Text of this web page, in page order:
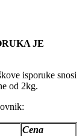
JE
isporuke snosi
od 2kg.
Cena